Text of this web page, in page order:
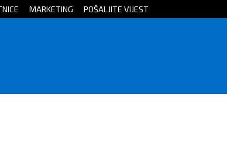
MARKETING POŠALJITE VIJEST